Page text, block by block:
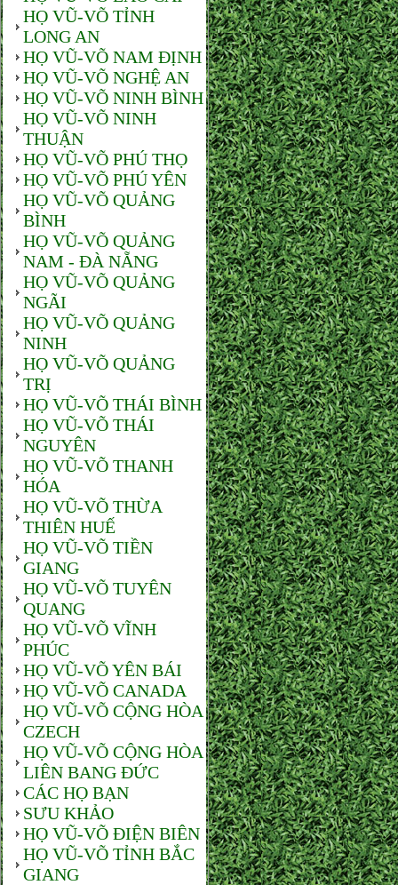
HỌ VŨ-VÕ TỈNH
LONG AN
HỌ VŨ-VÕ NAM ĐỊNH
HỌ VŨ-VÕ NGHỆ AN
HỌ VŨ-VÕ NINH BÌNH
HỌ VŨ-VÕ NINH
THUẬN
HỌ VŨ-VÕ PHÚ THỌ
HỌ VŨ-VÕ PHÚ YÊN
HỌ VŨ-VÕ QUẢNG
BÌNH
HỌ VŨ-VÕ QUẢNG
NAM - ĐÀ NẴNG
HỌ VŨ-VÕ QUẢNG
NGÃI
HỌ VŨ-VÕ QUẢNG
NINH
HỌ VŨ-VÕ QUẢNG
TRỊ
HỌ VŨ-VÕ THÁI BÌNH
HỌ VŨ-VÕ THÁI
NGUYÊN
HỌ VŨ-VÕ THANH
HÓA
HỌ VŨ-VÕ THỪA
THIÊN HUẾ
HỌ VŨ-VÕ TIỀN
GIANG
HỌ VŨ-VÕ TUYÊN
QUANG
HỌ VŨ-VÕ VĨNH
PHÚC
HỌ VŨ-VÕ YÊN BÁI
HỌ VŨ-VÕ CANADA
HỌ VŨ-VÕ CỘNG HÒA
CZECH
HỌ VŨ-VÕ CỘNG HÒA
LIÊN BANG ĐỨC
CÁC HỌ BẠN
SƯU KHẢO
HỌ VŨ-VÕ ĐIỆN BIÊN
HỌ VŨ-VÕ TỈNH BẮC
GIANG